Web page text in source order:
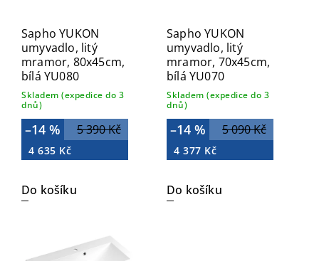
Sapho YUKON
umyvadlo, litý
mramor, 80x45cm,
bílá YU080
Skladem (expedice do 3
dnů)
5 390 Kč
–14 %
4 635 Kč
Do košíku
Sapho YUKON
umyvadlo, litý
mramor, 70x45cm,
bílá YU070
Skladem (expedice do 3
dnů)
5 090 Kč
–14 %
4 377 Kč
Do košíku